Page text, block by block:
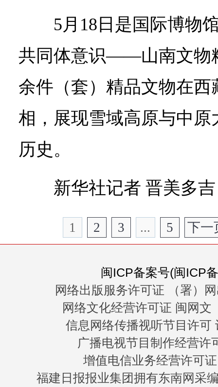
5月18日是国际博物
共同体意识——山南文物
余件（套）精品文物在
相，展现雪域高原与中
历史。
新华社记者 晋美多
1 2 3 ... 5 下一
闽ICP备案号(闽ICP
网络出版服务许可证 （署）
网络文化经营许可证 闽网文
信息网络传播视听节目许可
广播电视节目制作经营许
增值电信业务经营许可
福建日报报业集团拥有东南网采